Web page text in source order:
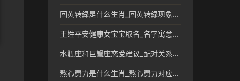
回黄转緑是什么生肖_回黄转緑现象对应的生肖文化解读
王姓平安健康女宝宝取名_名字寓意参考
水瓶座和巨蟹座恋爱建议_配对关系解读
熬心费力是什么生肖_熬心费力对应的生肖及文化解读